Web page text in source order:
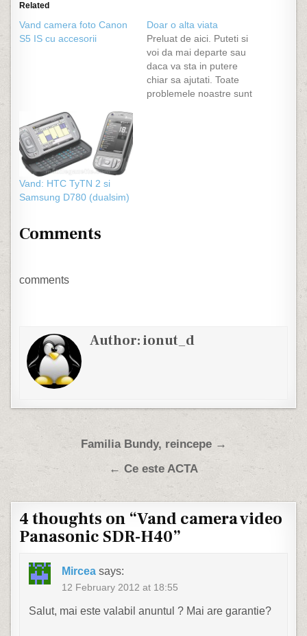
Related
Vand camera foto Canon
S5 IS cu accesorii
Doar o alta viata
Preluat de aici. Puteti si
voi da mai departe sau
daca va sta in putere
chiar sa ajutati. Toate
problemele noastre sunt
Vand: HTC TyTN 2 si
Samsung D780 (dualsim)
Comments
comments
Author:ionut_d
Post navigationFamilia Bundy, reincepe →
← Ce este ACTA
4 thoughts on “Vand camera video
Panasonic SDR-H40”
Mircea says:
12 February 2012 at 18:55
Salut, mai este valabil anuntul ? Mai are garantie?